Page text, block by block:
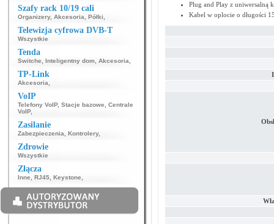
Szafy rack 10/19 cali
Organizery, Akcesoria Półki
Telewizja cyfrowa DVB-T
Wszystkie
Tenda
Switche Inteligentny dom Akcesoria
TP-Link
Akcesoria
VoIP
Telefony VoIP, Stacje bazowe
Centrale
VoIP,
Zasilanie
Zabezpieczenia Kontrolery,
Zdrowie
Wszystkie
Złącza
Inne RJ45 Keystone
Plug and Play z uniwersalną
Kabel w oplocie o długości